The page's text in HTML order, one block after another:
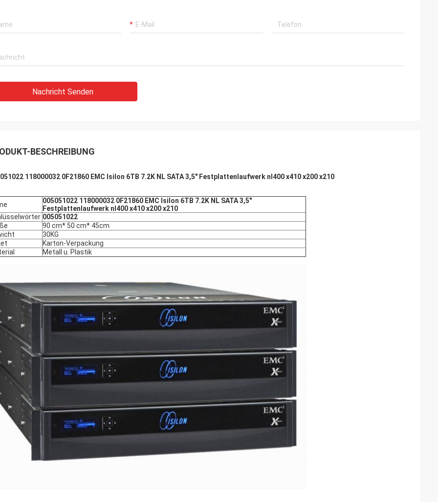
Nachricht Senden
BESCHREIBUNG
118000032 0F21860 EMC Isilon 6TB 7.2K NL SATA 3,5" Festplattenlaufwerk nl400 x410 x200 x210
005051022 118000032 0F21860 EMC Isilon 6TB 7.2K NL SATA 3,5"
Festplattenlaufwerk nl400 x410 x200 x210
005051022
90 cm* 50 cm* 45cm
30KG
Karton-Verpackung
Metall u. Plastik